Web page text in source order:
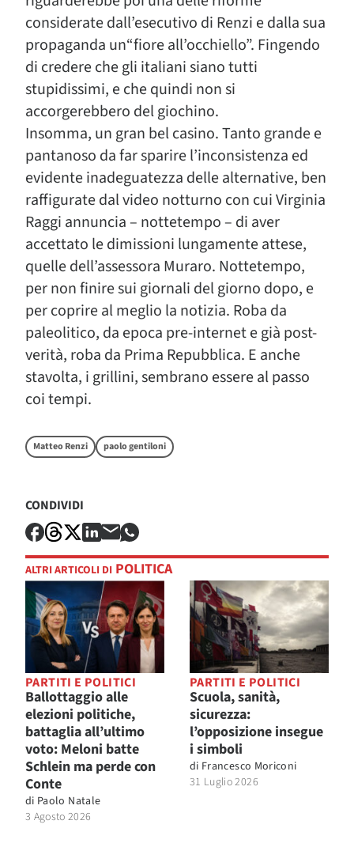
considerate dall’esecutivo di Renzi e dalla sua
propaganda un“fiore all’occhiello”. Fingendo
di credere che gli italiani siano tutti
stupidissimi, e che quindi non si
accorgerebbero del giochino.
Insomma, un gran bel casino. Tanto grande e
pantanoso da far sparire l’inconsistenza ed
evidente inadeguatezza delle alternative, ben
raffigurate dal video notturno con cui Virginia
Raggi annuncia – nottetempo – di aver
accettato le dimissioni lungamente attese,
quelle dell’assessora Muraro. Nottetempo,
per non finire sui giornali del giorno dopo, e
per coprire al meglio la notizia. Roba da
paleolitico, da epoca pre-internet e già post-
verità, roba da Prima Repubblica. E anche
stavolta, i grillini, sembrano essere al passo
coi tempi.
Matteo Renzi paolo gentiloni
CONDIVIDI
ALTRI ARTICOLI DI POLITICA
PARTITI E POLITICI
Ballottaggio alle
elezioni politiche,
battaglia all’ultimo
voto: Meloni batte
Schlein ma perde con
Conte
di Paolo Natale
3 Agosto 2026
PARTITI E POLITICI
Scuola, sanità,
sicurezza:
l’opposizione insegue
i simboli
di Francesco Moriconi
31 Luglio 2026